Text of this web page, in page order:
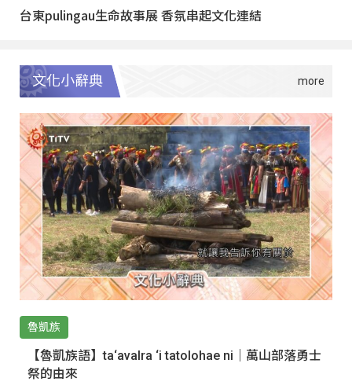
台東pulingau生命故事展 香氛串起文化連結
文化小辭典
魯凱族
【魯凱族語】ta‘avalra ‘i tatolohae ni｜萬山部落勇士
祭的由來